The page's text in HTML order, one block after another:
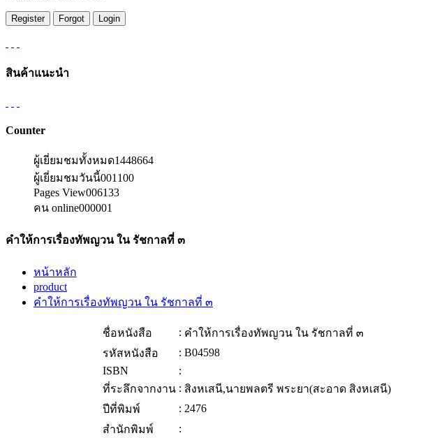
สินค้าแนะนำ
Counter
ผู้เยี่ยมชมทั้งหมด1448664
ผู้เยี่ยมชมวันนี้001100
Pages View006133
คน online000001
คำให้การเรื่องทัพญวน ใน รัชกาลที่ ๓
หน้าหลัก
product
คำให้การเรื่องทัพญวน ใน รัชกาลที่ ๓
ชื่อหนังสือ : คำให้การเรื่องทัพญวน ใน รัชกาลที่ ๓
รหัสหนังสือ
: B04598
ISBN
:
ที่ระลึกจากงาน : สิงหเสนี,นายพลตรี พระยา(สะอาด สิงหเสนี)
ปีที่พิมพ์
: 2476
สำนักพิมพ์
: